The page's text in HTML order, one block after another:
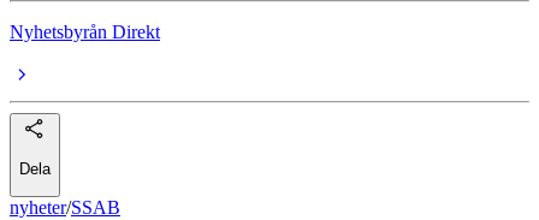
Nyhetsbyrån Direkt
Dela
nyheter/SSAB